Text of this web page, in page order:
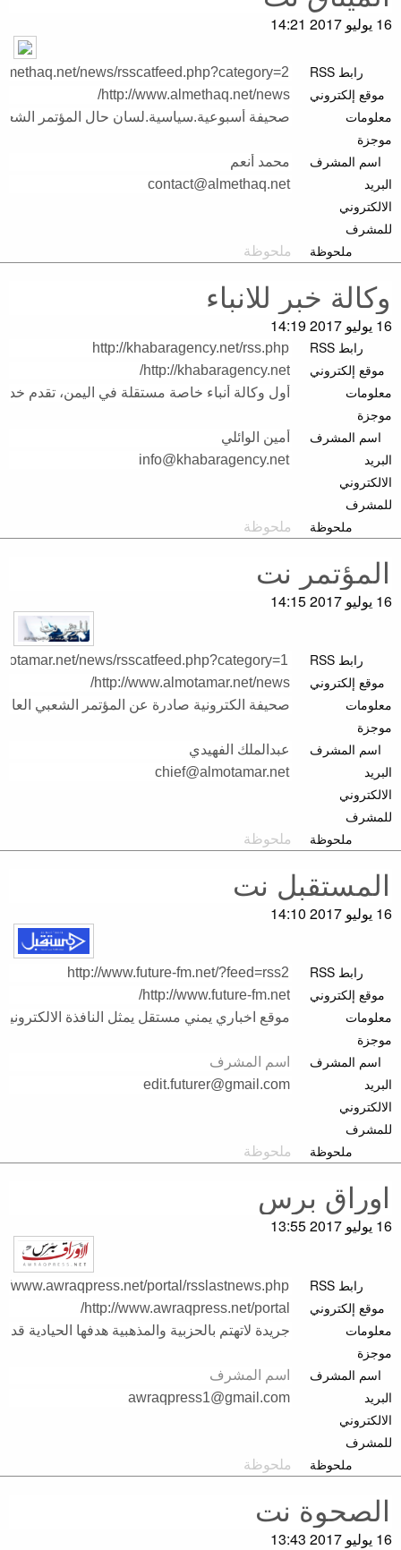
16 يوليو 2017 14:21
رابط RSS
موقع إلكتروني
معلومات
موجزة
اسم المشرف
البريد
الالكتروني
للمشرف
ملحوظة
16 يوليو 2017 14:19
رابط RSS
موقع إلكتروني
معلومات
موجزة
اسم المشرف
البريد
الالكتروني
للمشرف
ملحوظة
16 يوليو 2017 14:15
رابط RSS
موقع إلكتروني
معلومات
موجزة
اسم المشرف
البريد
الالكتروني
للمشرف
ملحوظة
16 يوليو 2017 14:10
رابط RSS
موقع إلكتروني
معلومات
موجزة
اسم المشرف
البريد
الالكتروني
للمشرف
ملحوظة
16 يوليو 2017 13:55
رابط RSS
موقع إلكتروني
معلومات
موجزة
اسم المشرف
البريد
الالكتروني
للمشرف
ملحوظة
16 يوليو 2017 13:43